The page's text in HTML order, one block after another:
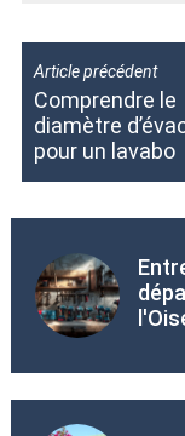
Article précédent
Comprendre le
diamètre
pour un lavabo